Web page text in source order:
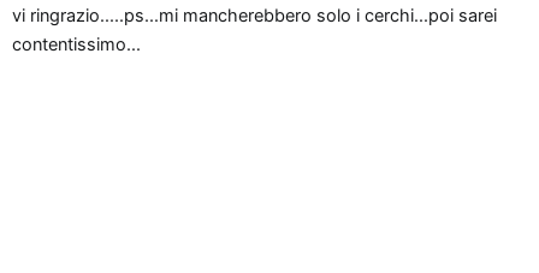
vi ringrazio.....ps...mi mancherebbero solo i cerchi...poi sarei
contentissimo...